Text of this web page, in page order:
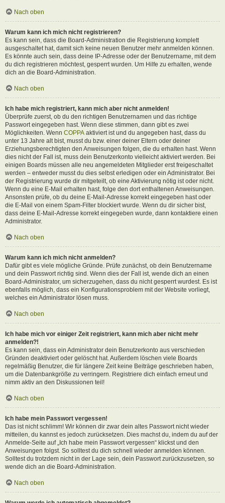
Nach oben
Warum kann ich mich nicht registrieren?
Es kann sein, dass die Board-Administration die Registrierung komplett
ausgeschaltet hat, damit sich keine neuen Benutzer mehr anmelden können.
Es könnte auch sein, dass deine IP-Adresse oder der Benutzername, mit dem
du dich registrieren möchtest, gesperrt wurden. Um Hilfe zu erhalten, wende
dich an die Board-Administration.
Nach oben
Ich habe mich registriert, kann mich aber nicht anmelden!
Überprüfe zuerst, ob du den richtigen Benutzernamen und das richtige
Passwort eingegeben hast. Wenn diese stimmen, dann gibt es zwei
Möglichkeiten. Wenn COPPA aktiviert ist und du angegeben hast, dass du
unter 13 Jahre alt bist, musst du bzw. einer deiner Eltern oder deiner
Erziehungsberechtigten den Anweisungen folgen, die du erhalten hast. Wenn
dies nicht der Fall ist, muss dein Benutzerkonto vielleicht aktiviert werden. Bei
einigen Boards müssen alle neu angemeldeten Mitglieder erst freigeschaltet
werden – entweder musst du dies selbst erledigen oder ein Administrator. Bei
der Registrierung wurde dir mitgeteilt, ob eine Aktivierung nötig ist oder nicht.
Wenn du eine E-Mail erhalten hast, folge den dort enthaltenen Anweisungen.
Ansonsten prüfe, ob du deine E-Mail-Adresse korrekt eingegeben hast oder
die E-Mail von einem Spam-Filter blockiert wurde. Wenn du dir sicher bist,
dass deine E-Mail-Adresse korrekt eingegeben wurde, dann kontaktiere einen
Administrator.
Nach oben
Warum kann ich mich nicht anmelden?
Dafür gibt es viele mögliche Gründe. Prüfe zunächst, ob dein Benutzername
und dein Passwort richtig sind. Wenn dies der Fall ist, wende dich an einen
Board-Administrator, um sicherzugehen, dass du nicht gesperrt wurdest. Es ist
ebenfalls möglich, dass ein Konfigurationsproblem mit der Website vorliegt,
welches ein Administrator lösen muss.
Nach oben
Ich habe mich vor einiger Zeit registriert, kann mich aber nicht mehr
anmelden?!
Es kann sein, dass ein Administrator dein Benutzerkonto aus verschieden
Gründen deaktiviert oder gelöscht hat. Außerdem löschen viele Boards
regelmäßig Benutzer, die für längere Zeit keine Beiträge geschrieben haben,
um die Datenbankgröße zu verringern. Registriere dich einfach erneut und
nimm aktiv an den Diskussionen teil!
Nach oben
Ich habe mein Passwort vergessen!
Das ist nicht schlimm! Wir können dir zwar dein altes Passwort nicht wieder
mitteilen, du kannst es jedoch zurücksetzen. Dies machst du, indem du auf der
Anmelde-Seite auf „Ich habe mein Passwort vergessen“ klickst und den
Anweisungen folgst. So solltest du dich schnell wieder anmelden können.
Solltest du trotzdem nicht in der Lage sein, dein Passwort zurückzusetzen, so
wende dich an die Board-Administration.
Nach oben